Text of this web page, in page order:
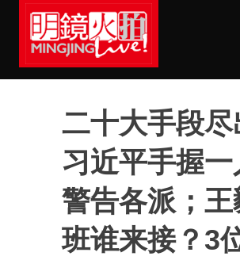
Skip to main content
二十大手段尽
习近平手握
警告各派；王
班谁来接？3